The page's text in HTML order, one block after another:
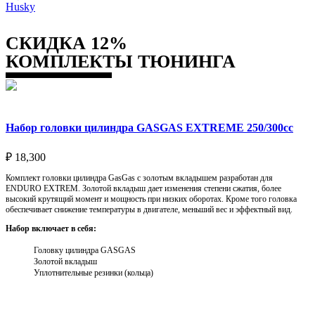
Husky
СКИДКА 12%
КОМПЛЕКТЫ ТЮНИНГА
Набор головки цилиндра GASGAS EXTREME 250/300cc
₽ 18,300
Комплект головки цилиндра GasGas с золотым вкладышем разработан для
ENDURO EXTREM. Золотой вкладыш дает изменения степени сжатия, более
высокий крутящий момент и мощность при низких оборотах. Кроме того головка
обеспечивает снижение температуры в двигателе, меньший вес и эффектный вид.
Набор включает в себя:
Головку цилиндра GASGAS
Золотой вкладыш
Уплотнительные резинки (кольца)